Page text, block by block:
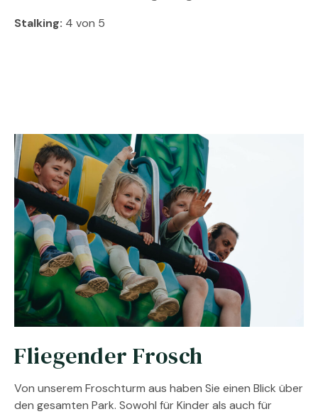
Stalking: 4 von 5
Fliegender Frosch
Von unserem Froschturm aus haben Sie einen Blick über
den gesamten Park. Sowohl für Kinder als auch für